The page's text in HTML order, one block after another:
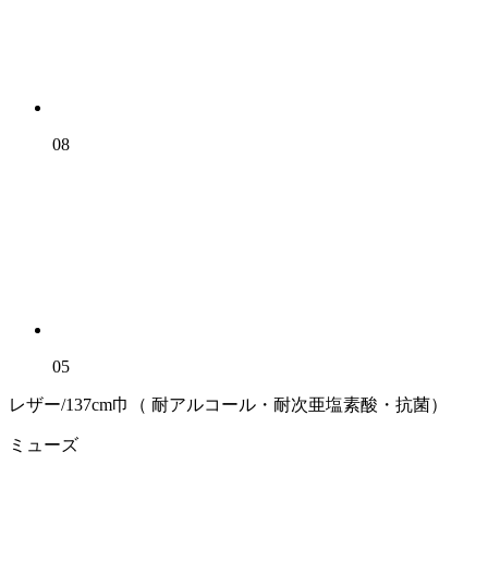
08
05
レザー/137cm巾（ 耐アルコール・耐次亜塩素酸・抗菌）
ミューズ